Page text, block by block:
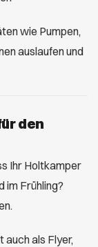
wie Pumpen,
auslaufen und
den
Ihr Holtkamper
im Frühling?
auch als Flyer,